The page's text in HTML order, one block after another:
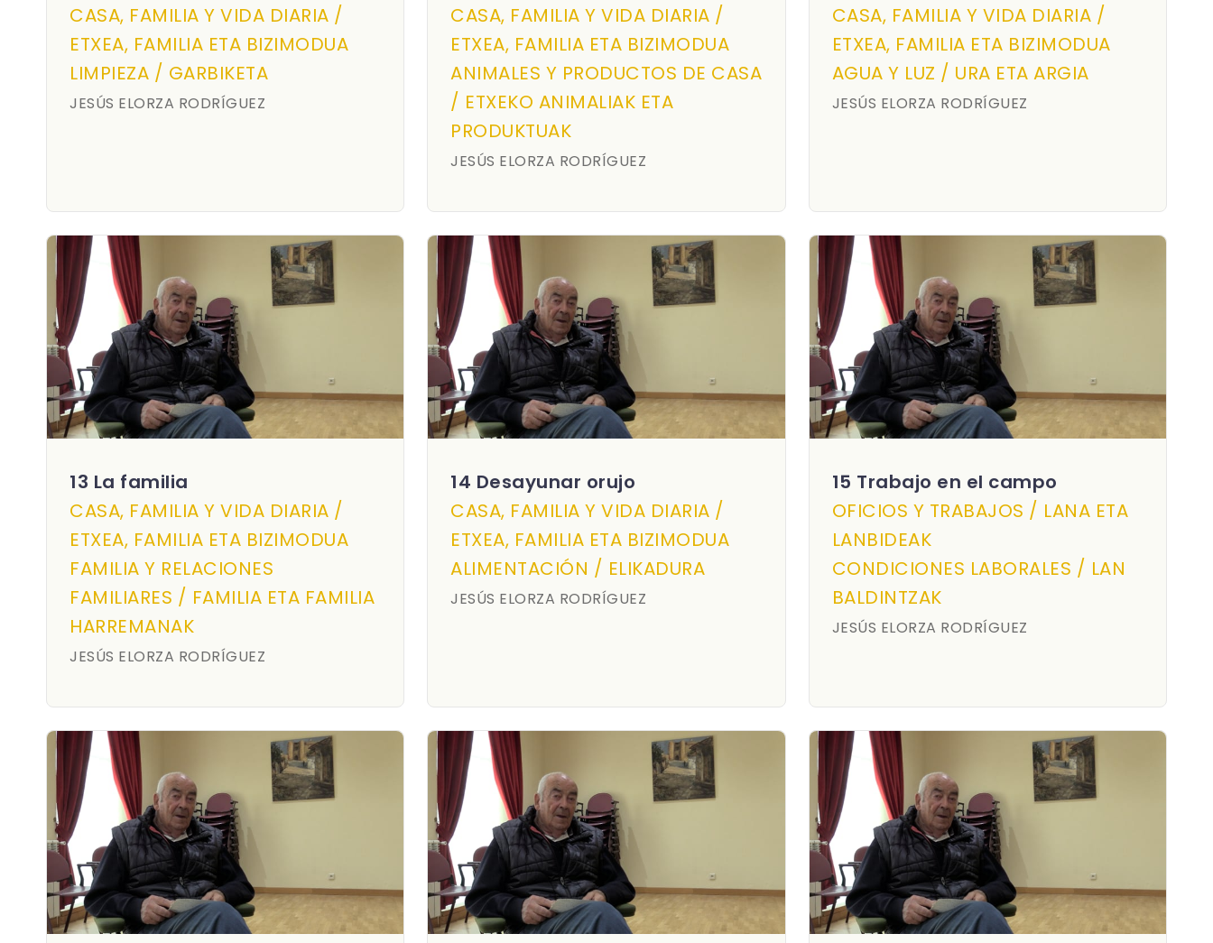
CASA, FAMILIA Y VIDA DIARIA /
ETXEA, FAMILIA ETA BIZIMODUA
LIMPIEZA / GARBIKETA
JESÚS ELORZA RODRÍGUEZ
CASA, FAMILIA Y VIDA DIARIA /
ETXEA, FAMILIA ETA BIZIMODUA
ANIMALES Y PRODUCTOS DE CASA
/ ETXEKO ANIMALIAK ETA
PRODUKTUAK
JESÚS ELORZA RODRÍGUEZ
CASA, FAMILIA Y VIDA DIARIA /
ETXEA, FAMILIA ETA BIZIMODUA
AGUA Y LUZ / URA ETA ARGIA
JESÚS ELORZA RODRÍGUEZ
13 La familia
CASA, FAMILIA Y VIDA DIARIA /
ETXEA, FAMILIA ETA BIZIMODUA
FAMILIA Y RELACIONES
FAMILIARES / FAMILIA ETA FAMILIA
HARREMANAK
JESÚS ELORZA RODRÍGUEZ
14 Desayunar orujo
CASA, FAMILIA Y VIDA DIARIA /
ETXEA, FAMILIA ETA BIZIMODUA
ALIMENTACIÓN / ELIKADURA
JESÚS ELORZA RODRÍGUEZ
15 Trabajo en el campo
OFICIOS Y TRABAJOS / LANA ETA
LANBIDEAK
CONDICIONES LABORALES / LAN
BALDINTZAK
JESÚS ELORZA RODRÍGUEZ